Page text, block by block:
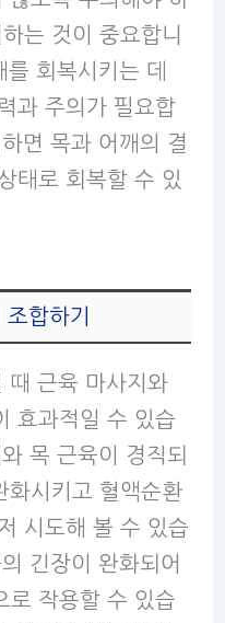
는 것이 중요합니
회복시키는 데
과 주의가 필요합
면 목과 어깨의 결
태로 회복할 수 있
합하기
때 근육 마사지와
효과적일 수 있습
목 근육이 경직되
화시키고 혈액순환
시도해 볼 수 있습
긴장이 완화되어
로 작용할 수 있습